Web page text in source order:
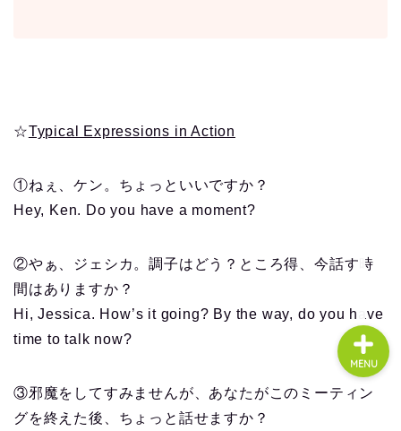
☆Typical Expressions in Action
①ねぇ、ケン。ちょっといいですか？
Hey, Ken. Do you have a moment?
②やぁ、ジェシカ。調子はどう？ところ得、今話す時
間はありますか？
Hi, Jessica. How’s it going? By the way, do you have
time to talk now?
③邪魔をしてすみませんが、あなたがこのミーティン
グを終えた後、ちょっと話せますか？
MENU
コース・料金
よくある質問